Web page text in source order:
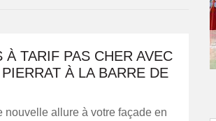
TARIF PAS CHER AVEC
À LA BARRE DE
allure à votre façade en